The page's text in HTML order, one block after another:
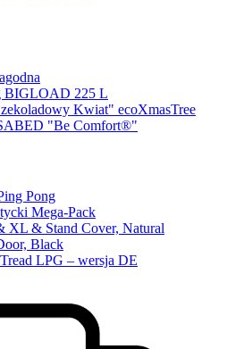
BIGLOAD 225 L
Kwiat" ecoXmasTree
"Be Comfort®"
Pong
Mega-Pack
XL & Stand Cover, Natural
Black
LPG – wersja DE